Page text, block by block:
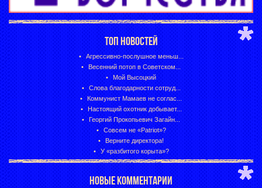
ТОП НОВОСТЕЙ
Агрессивно-послушное меньш...
Весенний потоп в Советском...
Мой Высоцкий
Слова благодарности сотруд...
Коммунист Мамаев не соглас...
Настоящий охотник добывает...
Георгий Прокопьевич Загайн...
Совсем не «Patriot»?
Верните директора!
У «разбитого корыта»?
НОВЫЕ КОММЕНТАРИИ